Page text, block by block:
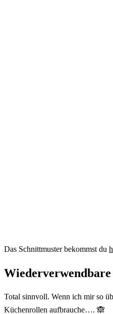
Das Schnittmuster bekommst du
Total sinnvoll. Wenn ich mir so
Küchenrollen aufbrauche…. 🙈